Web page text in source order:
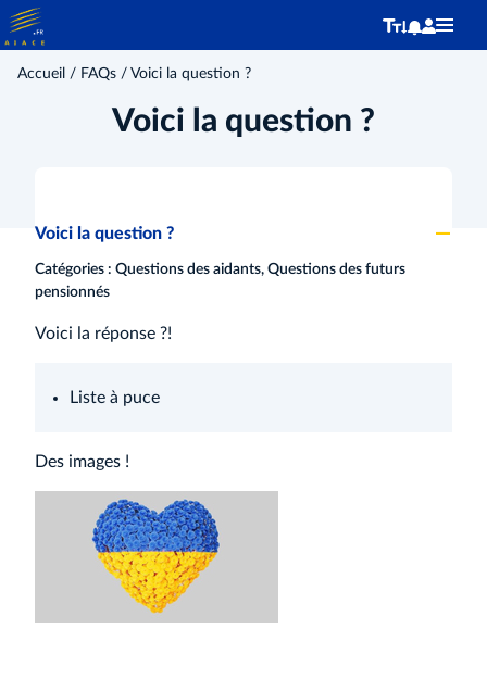
Accueil / FAQs / Voici la question ?
Voici la question ?
A
Voici la question ?
Catégories : Questions des aidants, Questions des futurs
pensionnés
Voici la réponse ?!
Liste à puce
Des images !